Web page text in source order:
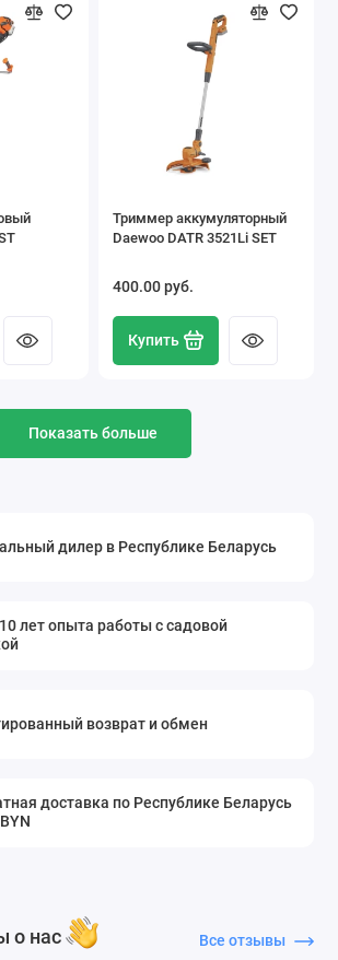
Триммер аккумуляторный
Daewoo DATR 3521Li SET
400.00 pуб.
Купить
Показать больше
дилер в Республике Беларусь
лет опыта работы с садовой
возврат и обмен
доставка по Республике Беларусь
о нас Все отзывы